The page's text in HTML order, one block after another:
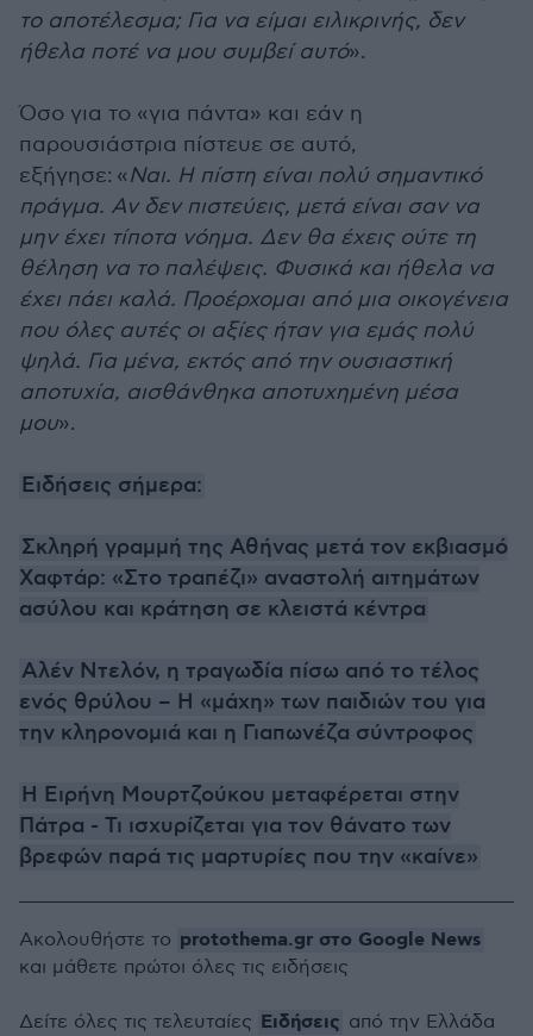
το αποτέλεσμα; Για να είμαι ειλικρινής, δεν
ήθελα ποτέ να μου συμβεί αυτό».
Όσο για το «για πάντα» και εάν η
παρουσιάστρια πίστευε σε αυτό,
εξήγησε: «Ναι. Η πίστη είναι πολύ σημαντικό
πράγμα. Αν δεν πιστεύεις, μετά είναι σαν να
μην έχει τίποτα νόημα. Δεν θα έχεις ούτε τη
θέληση να το παλέψεις. Φυσικά και ήθελα να
έχει πάει καλά. Προέρχομαι από μια οικογένεια
που όλες αυτές οι αξίες ήταν για εμάς πολύ
ψηλά. Για μένα, εκτός από την ουσιαστική
αποτυχία, αισθάνθηκα αποτυχημένη μέσα
μου».
Ειδήσεις σήμερα:
Σκληρή γραμμή της Αθήνας μετά τον εκβιασμό
Χαφτάρ: «Στο τραπέζι» αναστολή αιτημάτων
ασύλου και κράτηση σε κλειστά κέντρα
Αλέν Ντελόν, η τραγωδία πίσω από το τέλος
ενός θρύλου – Η «μάχη» των παιδιών του για
την κληρονομιά και η Γιαπωνέζα σύντροφος
H Ειρήνη Μουρτζούκου μεταφέρεται στην
Πάτρα - Τι ισχυρίζεται για τον θάνατο των
βρεφών παρά τις μαρτυρίες που την «καίνε»
Ακολουθήστε το protothema.gr στο Google News
και μάθετε πρώτοι όλες τις ειδήσεις
Δείτε όλες τις τελευταίες Ειδήσεις από την Ελλάδα